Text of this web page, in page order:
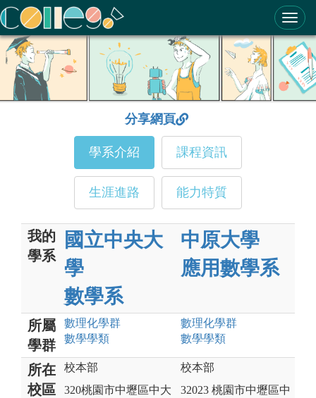
ColleGo! 大學選才與高中育才輔助系統
分享網頁
學系介紹 課程資訊
生涯進路 能力特質
我的
學系
國立中央大
學
數學系
中原大學
應用數學系
所屬
學群
數理化學群
數學學類
數理化學群
數學學類
所在
校區
校本部
320桃園市中壢區中大
校本部
32023 桃園市中壢區中